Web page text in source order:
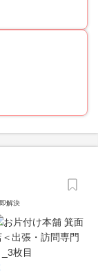
解決